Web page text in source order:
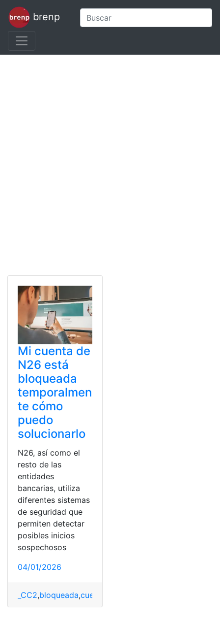
brenp
Mi cuenta de
N26 está
bloqueada
temporalmen
te cómo
puedo
solucionarlo
N26, así como el
resto de las
entidades
bancarias, utiliza
diferentes sistemas
de seguridad que
permiten detectar
posibles inicios
sospechosos
04/01/2026
_CC2,bloqueada,cuenta